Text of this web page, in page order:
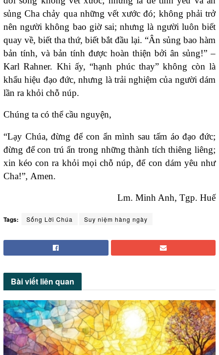
sủng Cha chảy qua những vết xước đó; không phải trở
nên người không bao giờ sai; nhưng là người luôn biết
quay về, biết tha thứ, biết bắt đầu lại. “Ân sủng bao hàm
bản tính, và bản tính được hoàn thiện bởi ân sủng!” –
Karl Rahner. Khi ấy, “hạnh phúc thay” không còn là
khẩu hiệu đạo đức, nhưng là trải nghiệm của người dám
lần ra khỏi chỗ núp.
Chúng ta có thể cầu nguyện,
“Lạy Chúa, đừng để con ẩn mình sau tấm áo đạo đức;
đừng để con trú ẩn trong những thành tích thiêng liêng;
xin kéo con ra khỏi mọi chỗ núp, để con dám yêu như
Cha!”, Amen.
Lm. Minh Anh, Tgp. Huế
Tags: Sống Lời Chúa Suy niệm hàng ngày
Bài viết liên quan